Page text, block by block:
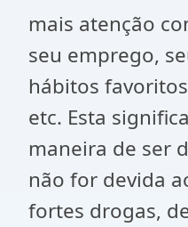
mais atenção
seu emprego,
hábitos
etc. Esta
maneira de ser
não for devida
fortes drogas,